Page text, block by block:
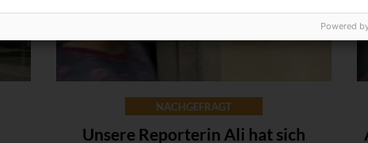
NACHGEFRAGT
Unsere Reporterin Ali hat sich
Powered